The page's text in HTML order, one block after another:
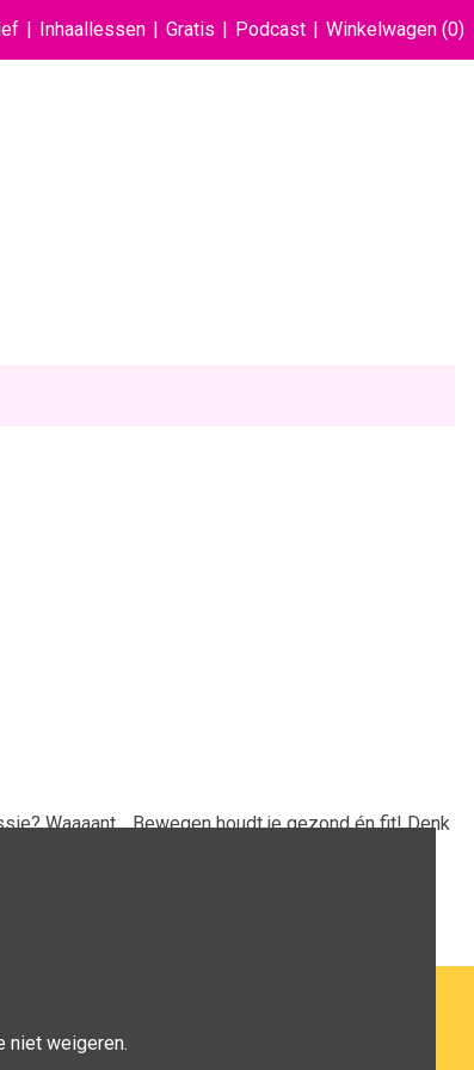
Inhaallessen Gratis Podcast Winkelwagen (0)
niet weigeren.
Waaaant… Bewegen houdt je gezond én fit! Denk